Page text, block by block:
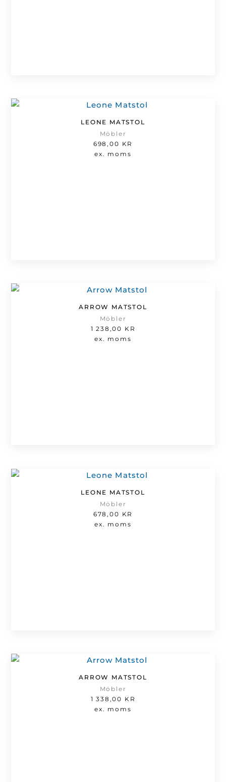
LEONE MATSTOL
Möbler
698,00 KR
ex. moms
ARROW MATSTOL
Möbler
1 238,00 KR
ex. moms
LEONE MATSTOL
Möbler
678,00 KR
ex. moms
ARROW MATSTOL
Möbler
1 338,00 KR
ex. moms